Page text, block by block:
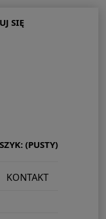
SIĘ
(PUSTY)
KONTAKT